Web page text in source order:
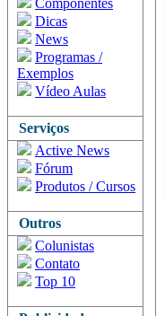
Componentes
Dicas
News
Programas /
Exemplos
Vídeo Aulas
Serviços
Active News
Fórum
Produtos / Cursos
Outros
Colunistas
Contato
Top 10